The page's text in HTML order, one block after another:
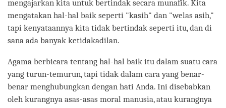
mengajarkan kita untuk bertindak secara munafik. Kita
mengatakan hal-hal baik seperti "kasih" dan "welas asih,"
tapi kenyataannya kita tidak bertindak seperti itu, dan di
sana ada banyak ketidakadilan.
Agama berbicara tentang hal-hal baik itu dalam suatu cara
yang turun-temurun, tapi tidak dalam cara yang benar-
benar menghubungkan dengan hati Anda. Ini disebabkan
oleh kurangnya asas-asas moral manusia, atau kurangnya